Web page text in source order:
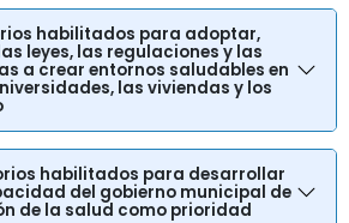
habilitados para adoptar,
leyes, las regulaciones y las
a crear entornos saludables en
las viviendas y los
habilitados para desarrollar
del gobierno municipal de
de la salud como prioridad